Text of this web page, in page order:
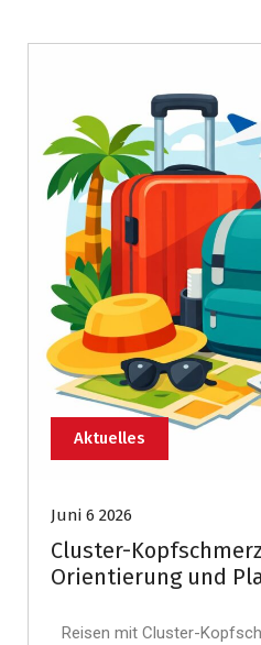
Aktuelles
Juni 6 2026
Cluster-
Orientierung und
Reisen mit Cluster-